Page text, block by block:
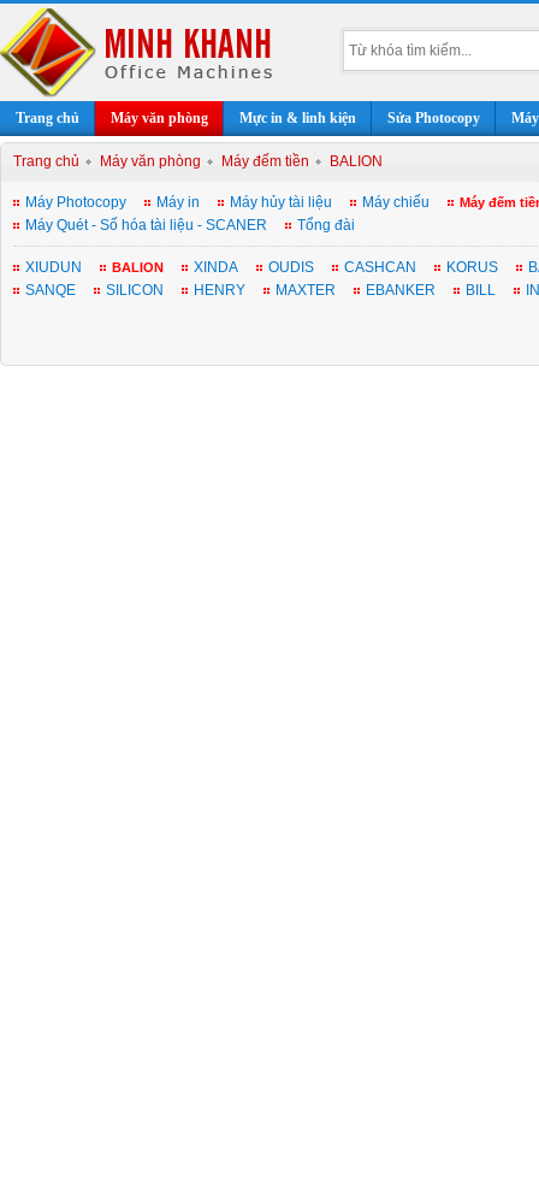
Trang chủ Máy văn phòng Mực in & linh kiện Sửa Photocopy
Trang chủ Máy văn phòng Máy đếm tiền BALION
Máy Photocopy Máy in Máy hủy tài liệu Máy chiếu Máy đếm
Máy Quét - Số hóa tài liệu - SCANER Tổng đài
XIUDUN BALION XINDA OUDIS CASHCAN KORUS
SANQE
SILICON HENRY MAXTER EBANKER BILL